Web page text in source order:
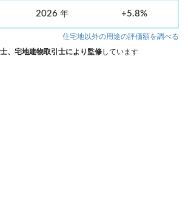
2026 年 +5.8%
住宅地以外の用途の評価額を調べる
、宅地建物取引士により監修しています